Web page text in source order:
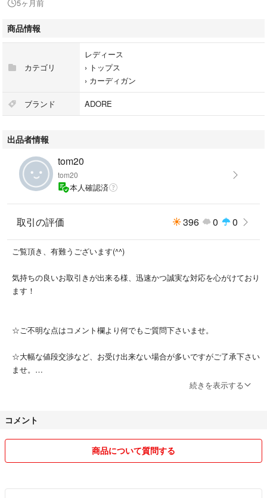
2〜3回程度の着用で、目立ったダメージなく美品です。
袖を折って着用したため、折あとがややございます。
※※ 他サイトにも出品中のため、出品を取下げる場合がございます ご了承
下さいませ。
◆サイズ：38
◆カラー：ベージュ
サイズ···M
5ヶ月前
商品情報
カテゴリ
レディース
› トップス
› カーディガン
ブランド ADORE
出品者情報
tom20
tom20
本人確認済
取引の評価 396 0 0
ご覧頂き、有難うございます(^^)
気持ちの良いお取引きが出来る様、迅速かつ誠実な対応を心がけており
ます！
☆ご不明な点はコメント欄より何でもご質問下さいませ。
☆大幅な値段交渉など、お受け出来ない場合が多いですがご了承下さい
ませ。
続きを表示する
コメント
商品について質問する